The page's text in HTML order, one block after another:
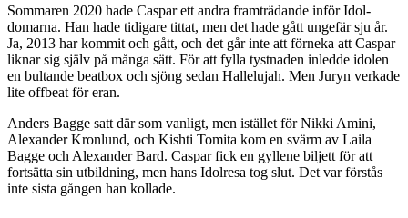
Sommaren 2020 hade Caspar ett andra framträdande inför Idol-
domarna. Han hade tidigare tittat, men det hade gått ungefär sju år.
Ja, 2013 har kommit och gått, och det går inte att förneka att Caspar
liknar sig själv på många sätt. För att fylla tystnaden inledde idolen
en bultande beatbox och sjöng sedan Hallelujah. Men Juryn verkade
lite offbeat för eran.
Anders Bagge satt där som vanligt, men istället för Nikki Amini,
Alexander Kronlund, och Kishti Tomita kom en svärm av Laila
Bagge och Alexander Bard. Caspar fick en gyllene biljett för att
fortsätta sin utbildning, men hans Idolresa tog slut. Det var förstås
inte sista gången han kollade.